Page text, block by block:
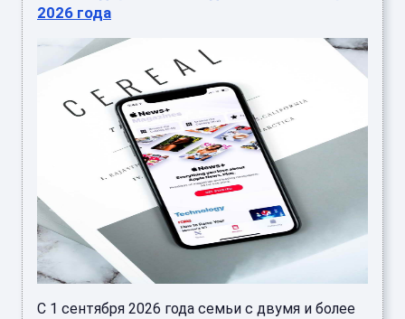
2026 года
С 1 сентября 2026 года семьи с двумя и более